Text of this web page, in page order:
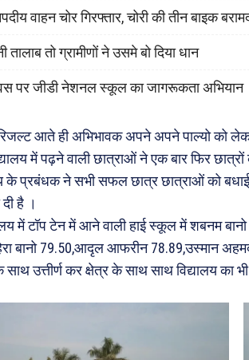
वाहन चोर गिरफ्तार, चोरी की तीन बाइक
तो ग्रामीणों ने उसमे बो दिया धान
पर जीडी नेशनल स्कूल का जागरूकता अभियान
रिजल्ट आते ही अभिभावक अपने अपने पाल्यो को
में पढ़ने वाली छात्राओं ने एक बार फिर
के प्रबंधक ने सभी सफल छात्र छात्राओं को
है ।
में टॉप टेन में आने वाली हाई स्कूल में शबनम
बानो 79.50,आदृल आफरीन 78.89,उस्मान
उत्तीर्ण कर क्षेत्र के साथ साथ विद्यालय का